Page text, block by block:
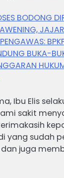
BODONG
BUKA-
Ibu Elis
sakit
yang sudah
juga